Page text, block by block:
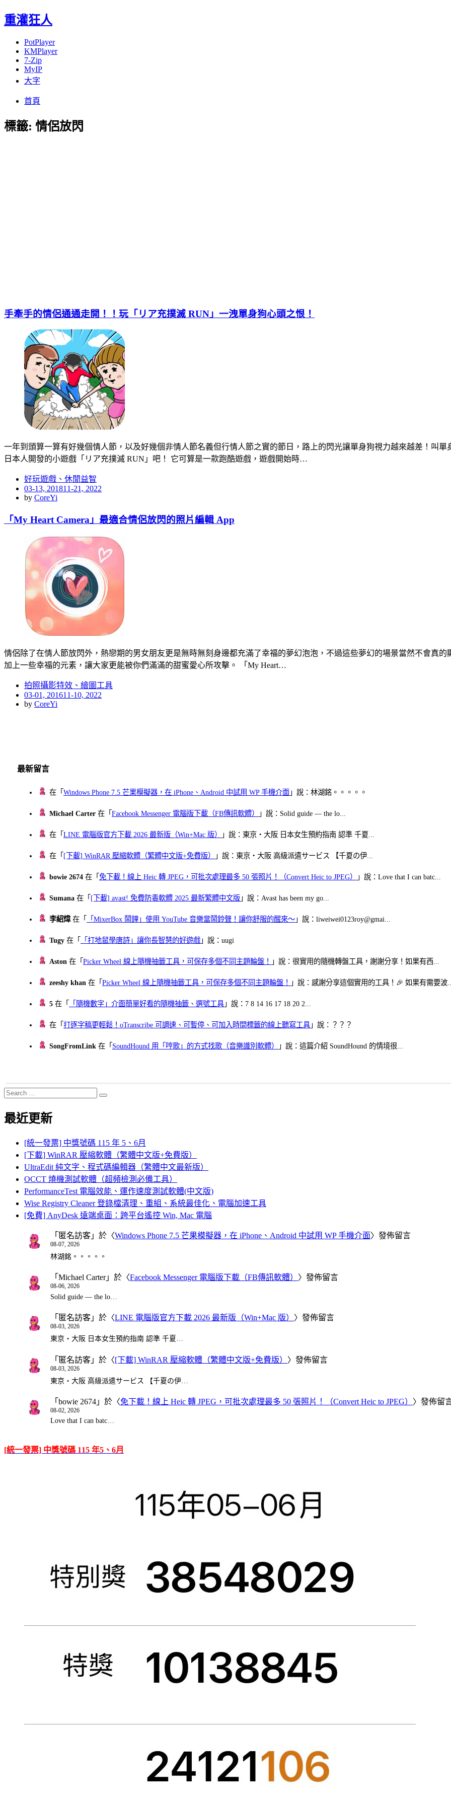
重灌狂人
PotPlayer
KMPlayer
7-Zip
MyIP
大字
首頁
標籤: 情侶放閃
手牽手的情侶通通走開！！玩「リア充撲滅 RUN」一洩單身狗心頭之恨！
一年到頭算一算有好幾個情人節，以及好幾個非情人節名義但行情人節之實的節日，路上的閃光讓單身狗視力越來越差！叫
日本人開發的小遊戲「リア充撲滅 RUN」吧！ 它可算是一款跑酷遊戲，遊戲開始時…
好玩遊戲、休閒益智
Posted
on
03-13, 201811-21, 2022
by CoreYi
「My Heart Camera」最適合情侶放閃的照片編輯 App
情侶除了在情人節放閃外，熱戀期的男女朋友更是無時無刻身邊都充滿了幸福的夢幻泡泡，不過這些夢幻的場景當然不會真
加上一些幸福的元素，讓大家更能被你們滿滿的甜蜜愛心所攻擊。 「My Heart…
拍照攝影特效、繪圖工具
Posted
on
03-01, 201611-10, 2022
by CoreYi
最新留言
在「Windows Phone 7.5 芒果模擬器，在 iPhone、Android 中試用 WP 手機介面 」說：林湖銘。。。。。
Michael Carter 在「Facebook Messenger 電腦版下載（FB傳訊軟體） 」說：Solid guide — the lo...
在「LINE 電腦版官方下載 2026 最新版（Win+Mac 版） 」說：東京・大阪 日本女生預約指南 認準 千夏...
在「 [下載] WinRAR 壓縮軟體（繁體中文版+免費版） 」說：東京・大阪 高級派遣サービス 【千夏の伊...
bowie 2674 在「免下載！線上 Heic 轉 JPEG，可批次處理最多 50 張照片！（Convert Heic to JPEG） 」說：Love that I can batc...
Sumana 在「 [下載] avast! 免費防毒軟體 2025 最新繁體中文版 」說：Avast has been my go...
李紹煒在「 「MixerBox 鬧鐘」使用 YouTube 音樂當鬧鈴聲！讓你舒服的醒來～ 」說：liweiwei0123roy@gmai...
Tugy 在「 「打地鼠學唐詩」讓你長智慧的好遊戲 」說：uugi
Aston 在「Picker Wheel 線上隨機抽籤工具，可保存多個不同主題輪盤！ 」說：很實用的隨機轉盤工具，謝謝分享！如果有西...
zeeshy khan 在「Picker Wheel 線上隨機抽籤工具，可保存多個不同主題輪盤！ 」說：感謝分享這個實用的工具！🎉 如果有需要波
5 在「 「隨機數字」介面簡單好看的隨機抽籤、選號工具 」說：7 8 14 16 17 18 20 2...
在「打逐字稿更輕鬆！oTranscribe 可調速、可暫停、可加入時間標籤的線上聽寫工具 」說：？？？
SongFromLink 在「 SoundHound 用「哼歌」的方式找歌（音樂識別軟體） 」說：這篇介紹 SoundHound 的情境很...
Search
for:
Search
最近更新
[統一發票] 中獎號碼 115 年 5、6月
[下載] WinRAR 壓縮軟體（繁體中文版+免費版）
UltraEdit 純文字、程式碼編輯器（繁體中文最新版）
OCCT 燒機測試軟體（超頻檢測必備工具）
PerformanceTest 電腦效能、運作速度測試軟體(中文版)
Wise Registry Cleaner 登錄檔清理、重組、系統最佳化、電腦加速工具
[免費] AnyDesk 遠端桌面：跨平台遙控 Win, Mac 電腦
「 匿名訪客 」於〈Windows Phone 7.5 芒果模擬器，在 iPhone、Android 中試用 WP 手機介面〉發佈留言
08-07, 2026
林湖銘。。。。。
「 Michael Carter」於〈Facebook Messenger 電腦版下載（FB傳訊軟體） 〉發佈留言
08-06, 2026
Solid guide — the lo…
「 匿名訪客 」於〈LINE 電腦版官方下載 2026 最新版（Win+Mac 版） 〉發佈留言
08-03, 2026
東京・大阪 日本女生預約指南 認準 千夏…
「 匿名訪客 」於〈[下載] WinRAR 壓縮軟體（繁體中文版+免費版） 〉發佈留言
08-03, 2026
東京・大阪 高級派遣サービス 【千夏の伊…
「 bowie 2674 」於〈免下載！線上 Heic 轉 JPEG，可批次處理最多 50 張照片！（Convert Heic to JPEG） 〉發佈留
08-02, 2026
Love that I can batc…
[統一發票] 中獎號碼 115 年5、6月